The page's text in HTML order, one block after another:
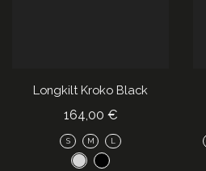
Longkilt Kroko Black
164,00 €
S M L